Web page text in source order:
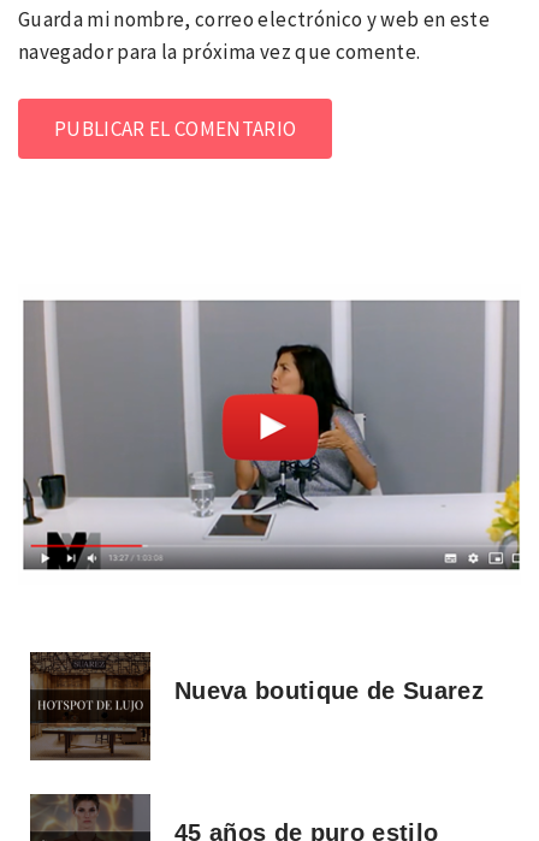
Guarda mi nombre, correo electrónico y web en este
navegador para la próxima vez que comente.
Nueva boutique de Suarez
45 años de puro estilo